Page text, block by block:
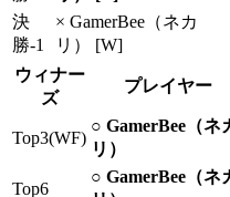
決
勝-1
× GamerBee（ネカ
リ） [W]
ウィナー
ズ
プレイヤー
Top3(WF)
○ GamerBee（ネ
リ）
Top6
○ GamerBee（ネ